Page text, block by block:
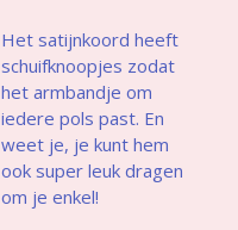
Het satijnkoord heeft
schuifknoopjes zodat
het armbandje om
iedere pols past. En
weet je, je kunt hem
ook super leuk dragen
om je enkel!